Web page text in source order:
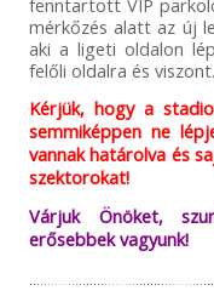
fenntartott VIP
mérkőzés alatt az új
aki a ligeti oldalon
felőli oldalra és viszont.
Kérjük, hogy a
semmiképpen ne
vannak határolva és
szektorokat!
Várjuk Önöket,
erősebbek vagyunk!